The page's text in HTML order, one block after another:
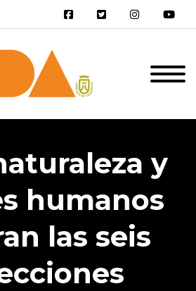
y
humanos
las seis